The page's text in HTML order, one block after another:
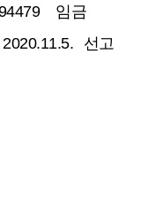
임금
선고